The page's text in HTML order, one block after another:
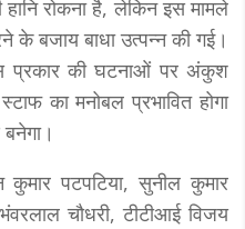
हानि रोकना है, लेकिन इस मामले
बजाय बाधा उत्पन्न की गई।
प्रकार की घटनाओं पर अंकुश
का मनोबल प्रभावित होगा
कुमार पटपटिया, सुनील कुमार
चौधरी, टीटीआई विजय